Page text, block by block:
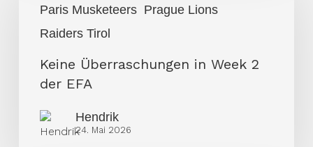
Paris Musketeers Prague Lions
Raiders Tirol
Week
Keine Überraschungen in Week 2
der EFA
Hendrik
24. Mai 2026